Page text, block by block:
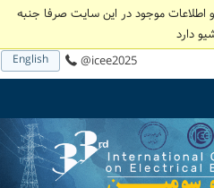
اطلاعات موجود در این سایت صرفا جنبه
دارد
English @icee2025